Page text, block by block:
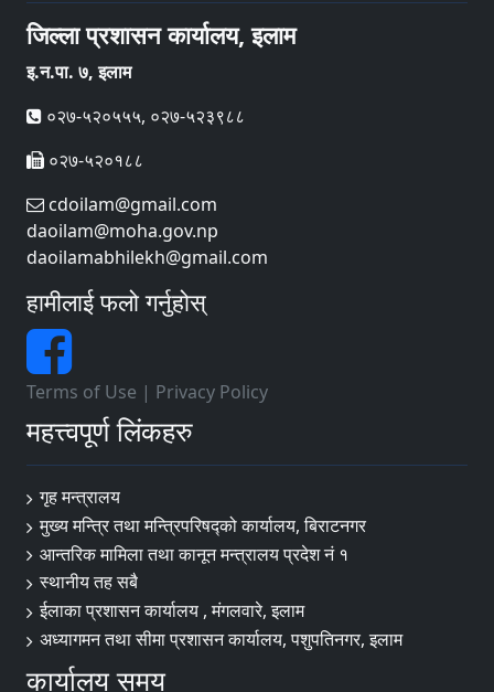
जिल्ला प्रशासन कार्यालय, इलाम
इ‍‍‍‌.न.पा. ७, इलाम
०२७-५२०५५५, ०२७-५२३९८८
०२७-५२०१८८
cdoilam@gmail.com
daoilam@moha.gov.np
daoilamabhilekh@gmail.com
हामीलाई फलो गर्नुहोस्
Terms of Use | Privacy Policy
महत्त्वपूर्ण लिंकहरु
गृह मन्त्रालय
मुख्य मन्त्रि तथा मन्त्रिपरिषद्को कार्यालय, बिराटनगर
आन्तरिक मामिला तथा कानून मन्त्रालय प्रदेश नं १
स्थानीय तह सबै
ईलाका प्रशासन कार्यालय , मंगलवारे, इलाम
अध्यागमन तथा सीमा प्रशासन कार्यालय, पशुपतिनगर, इलाम
कार्यालय समय